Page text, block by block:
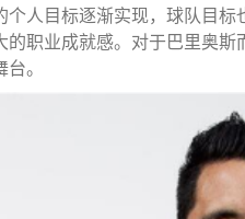
个人目标逐渐实现，球队目
的职业成就感。对于巴里奥
。